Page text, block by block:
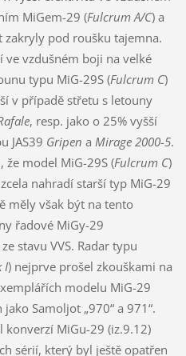
MiGem-29 (Fulcrum A/C) a
pod roušku tajemna.
ve vzdušném boji na velké
typu MiG-29S (Fulcrum C)
v případě střetu s letouny
, resp. jako o 25% vyšší
JAS39 Gripen a Mirage 2000-5.
model MiG-29S (Fulcrum C)
nahradí starší typ MiG-29
měly však být na tento
řadové MiGy-29
ze stavu VVS. Radar typu
I) nejprve prošel zkouškami na
modelu MiG-29
jako Samoljot „970“ a 971“.
konverzí MiGu-29 (iz.9.12)
sérií, který byl ještě opatřen